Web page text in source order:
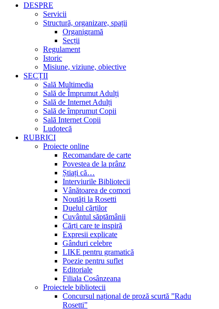
DESPRE
Servicii
Structură, organizare, spații
Organigramă
Secții
Regulament
Istoric
Misiune, viziune, obiective
SECȚII
Sală Multimedia
Sală de Împrumut Adulți
Sală de Internet Adulți
Sală de împrumut Copii
Sală Internet Copii
Ludotecă
RUBRICI
Proiecte online
Recomandare de carte
Povestea de la prânz
Știați că…
Interviurile Bibliotecii
Vânătoarea de comori
Noutăți la Rosetti
Duelul cărților
Cuvântul săptămânii
Cărți care te inspiră
Expresii explicate
Gânduri celebre
LIKE pentru gramatică
Poezie pentru suflet
Editoriale
Filiala Cosânzeana
Proiectele bibliotecii
Concursul național de proză scurtă ”Radu
Rosetti”